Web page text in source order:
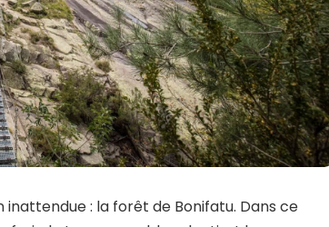
: la forêt de Bonifatu. Dans ce